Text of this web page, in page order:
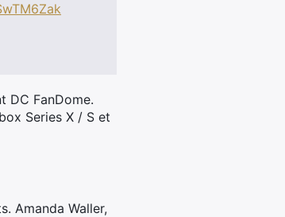
DC FanDome.
Series X / S et
Amanda Waller,